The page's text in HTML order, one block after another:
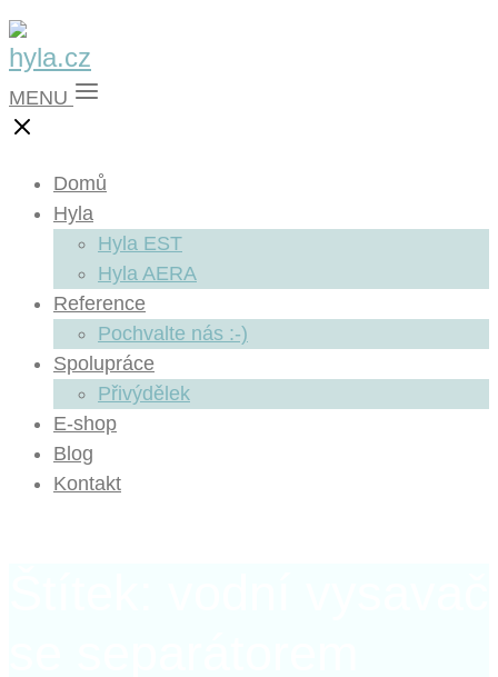
MENU
Domů
Hyla
Hyla EST
Hyla AERA
Reference
Pochvalte nás :-)
Spolupráce
Přivýdělek
E-shop
Blog
Kontakt